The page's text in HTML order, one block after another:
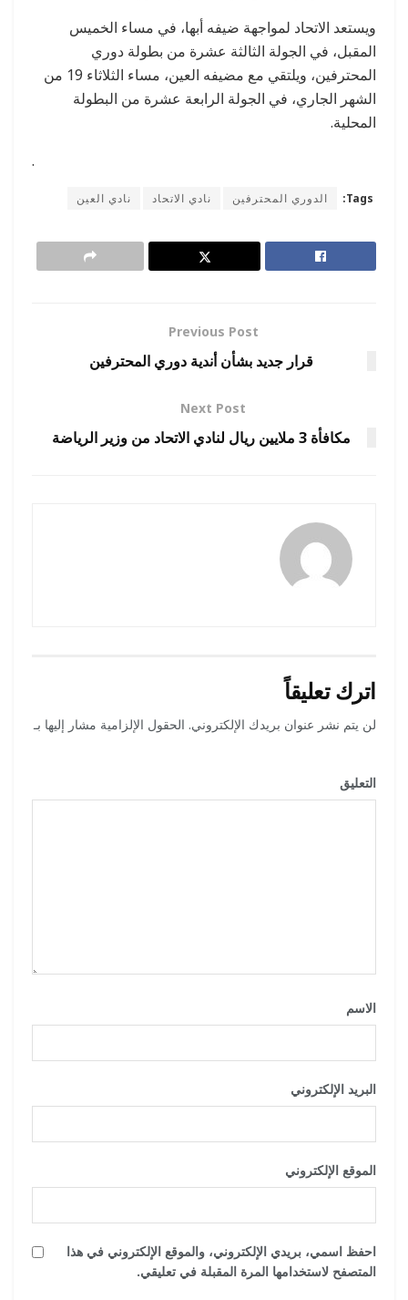
ويستعد الاتحاد لمواجهة ضيفه أبها، في مساء الخميس
المقبل، في الجولة الثالثة عشرة من بطولة دوري
المحترفين، ويلتقي مع مضيفه العين، مساء الثلاثاء 19 من
الشهر الجاري، في الجولة الرابعة عشرة من البطولة
المحلية.
.
Tags: الدوري المحترفين نادي الاتحاد نادي العين
Previous Post
قرار جديد بشأن أندية دوري المحترفين
Next Post
مكافأة 3 ملايين ريال لنادي الاتحاد من وزير الرياضة
اترك تعليقاً
لن يتم نشر عنوان بريدك الإلكتروني. الحقول الإلزامية مشار إليها بـ
التعليق
الاسم
البريد الإلكتروني
الموقع الإلكتروني
احفظ اسمي، بريدي الإلكتروني، والموقع الإلكتروني في هذا
المتصفح لاستخدامها المرة المقبلة في تعليقي.